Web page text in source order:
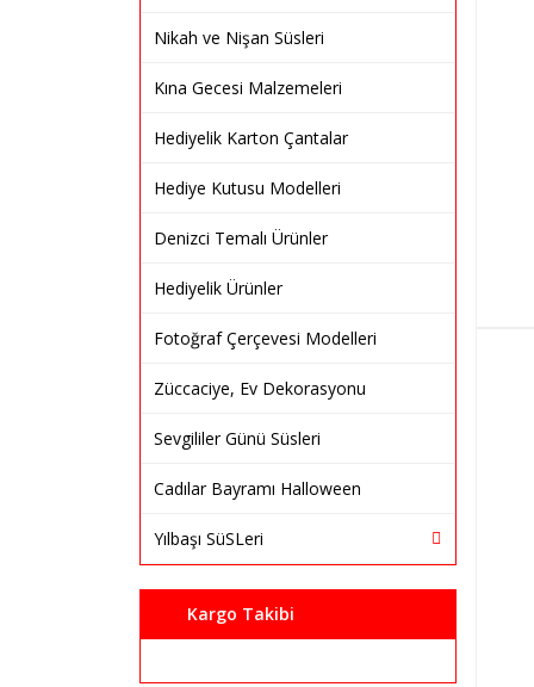
Nikah ve Nişan Süsleri
Kına Gecesi Malzemeleri
Hediyelik Karton Çantalar
Hediye Kutusu Modelleri
Denizci Temalı Ürünler
Hediyelik Ürünler
Fotoğraf Çerçevesi Modelleri
Züccaciye, Ev Dekorasyonu
Sevgililer Günü Süsleri
Cadılar Bayramı Halloween
Yılbaşı SüSLeri
Kargo Takibi